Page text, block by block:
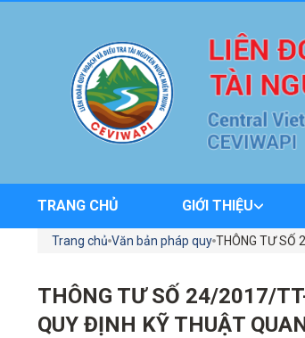
TRANG CHỦ GIỚI THIỆU
Trang chủ Văn bản pháp quy THÔNG TƯ SỐ
THÔNG TƯ SỐ 24/2017/
QUY ĐỊNH KỸ THUẬT